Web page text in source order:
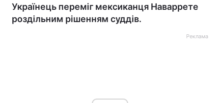
Українець переміг мексиканця Наваррете
роздільним рішенням суддів.
Реклама